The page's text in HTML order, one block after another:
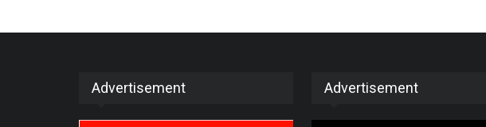
Advertisement Advertisement